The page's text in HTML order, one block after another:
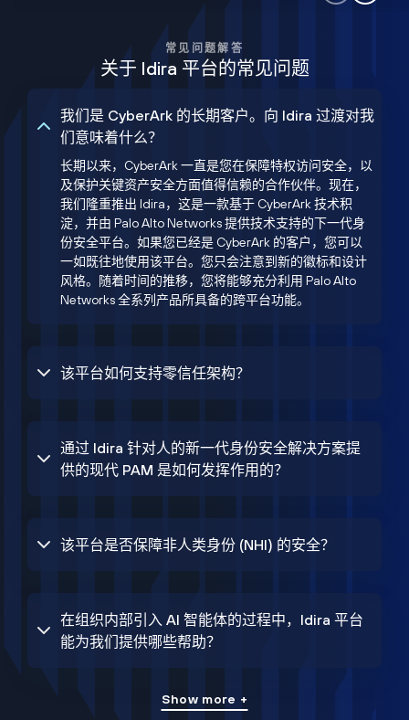
常见问题解答
关于 Idira 平台的常见问题
我们是 CyberArk 的长期客户。向 Idira 过渡对我
们意味着什么？
长期以来，CyberArk 一直是您在保障特权访问安全，以
及保护关键资产安全方面值得信赖的合作伙伴。现在，
我们隆重推出 Idira，这是一款基于 CyberArk 技术积
淀，并由 Palo Alto Networks 提供技术支持的下一代身
份安全平台。如果您已经是 CyberArk 的客户，您可以
一如既往地使用该平台。您只会注意到新的徽标和设计
风格。随着时间的推移，您将能够充分利用 Palo Alto
Networks 全系列产品所具备的跨平台功能。
该平台如何支持零信任架构？
通过 Idira 针对人的新一代身份安全解决方案提
供的现代 PAM 是如何发挥作用的？
该平台是否保障非人类身份 (NHI) 的安全？
在组织内部引入 AI 智能体的过程中，Idira 平台
能为我们提供哪些帮助？
Show more +